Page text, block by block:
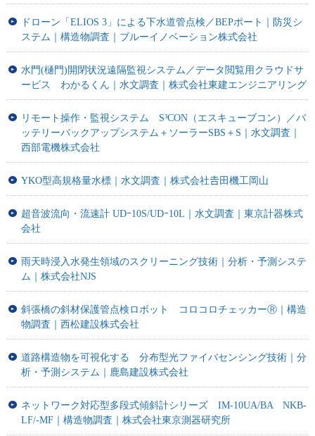
ドローン「ELIOS 3」による下水道管点検／BEPポート｜防災シ
ステム｜構造物調査｜ブルーイノベーション株式会社
水門(樋門)開閉状況遠隔監視システム／データ閲覧用クラウドサ
ービス わかるくん｜水文調査｜株式会社東建エンジニアリング
リモート操作・監視システム S³CON（エスキューブコン）／バ
ッテリーバックアップシステム＋ソーラーSBS＋S｜水文調査｜
西部電機株式会社
YKO型高規格量水標｜水文調査｜株式会社𠮷田機工岡山
超音波流向・流速計 UDｰ10S/UDｰ10L｜水文調査｜東京計器株式
会社
雨天時浸入水発生領域のスクリーニング技術｜分析・予測システ
ム｜株式会社NJS
斜張橋の斜材保護管点検ロボット コロコロチェッカーⓇ｜構造
物調査｜西松建設株式会社
道路構造物を可視化する 分布型光ファイバセンシング技術｜分
析・予測システム｜鹿島建設株式会社
ネットワーク対応型多段式傾斜計シリーズ IM-10UA/BA NKB-
LF/-MF｜構造物調査｜株式会社東京測器研究所